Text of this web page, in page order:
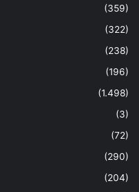
(359)
(322)
(238)
(196)
(1.498)
(3)
(72)
(290)
(204)